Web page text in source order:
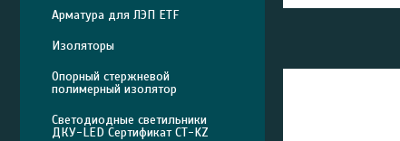
Арматура для ЛЭП ETF
Изоляторы
Опорный стержневой
полимерный изолятор
Светодиодные светильники
ДКУ-LED Сертификат СТ-KZ